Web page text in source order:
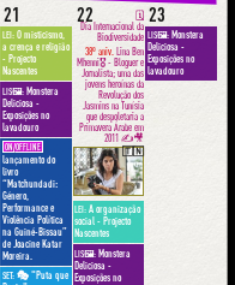
21
LEI:O misticismo,
a crença e religião
- Projecto
Nascentes
LIS🖼:Monstera
Deliciosa -
Exposições no
lavadouro
ON/OFFLINE
lançamento do
livro
“Matchundadi:
Género,
Performance e
Violência Política
na Guiné-Bissau”
de Joacine Katar
Moreira.
SET:🎭 "Puta que
22
🗓
Dia Internacional da
Biodiversidade
38º aniv.
Lina Ben
Mhenni🎖 - Bloguer e
Jornalista; uma das
jovens heroínas da
Revolução dos
Jasmins na Tunísia
que despoletaria a
Primavera Árabe em
2011 ✍️🎥
🇹🇳
LEI: A organização
social - Projecto
Nascentes
LIS🖼: Monstera
Deliciosa -
Exposições no
23
LIS🖼: Monstera
Deliciosa -
Exposições no
lavadouro